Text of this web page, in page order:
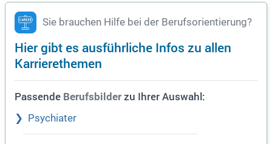
Sie brauchen Hilfe bei der Berufsorientierung?
Hier gibt es ausführliche Infos zu allen
Karrierethemen
Passende Berufsbilder zu Ihrer Auswahl:
Psychiater